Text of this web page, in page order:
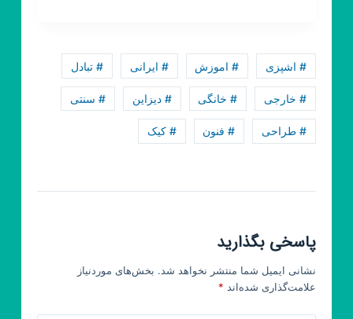
آکادمی
موفقیت
و
سرگرمی
و
# اشپزی # اموزش # ایرانی # تبادل
# خارجی # خانگی # دیزاین # سنتی
# طراحی # فنون # کیک
پاسخی بگذارید
نشانی ایمیل شما منتشر نخواهد شد. بخش‌های موردنیاز
علامت‌گذاری شده‌اند *